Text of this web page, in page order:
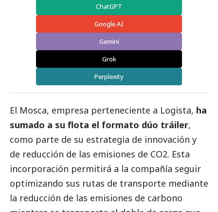
ChatGPT
Google AI
Gemini
Grok
Perplexity
El Mosca, empresa perteneciente a Logista, ha
sumado a su flota el formato dúo tráiler,
como parte de su estrategia de innovación y
de reducción de las emisiones de CO2. Esta
incorporación permitirá a la compañía seguir
optimizando sus rutas de transporte mediante
la reducción de las emisiones de carbono